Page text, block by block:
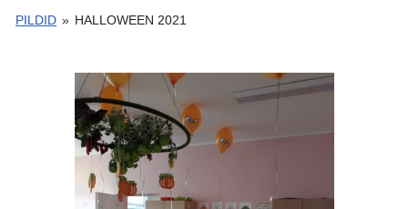
PILDID » HALLOWEEN 2021